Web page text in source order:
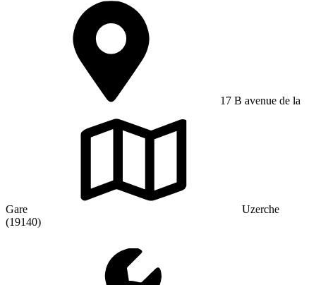
17 B avenue de la
Gare
Uzerche
(19140)